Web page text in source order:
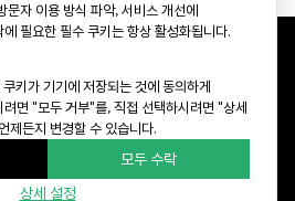
로 577 CR타워 8층 (06143)
221, San Jose, CA 95134
침 Newsletter
문자 이용 방식 파악, 서비스 개선에
필요한 필수 쿠키는 항상 활성화됩니다.
키가 기기에 저장되는 것에 동의하게
면 "모두 거부"를, 직접 선택하시려면 "상세
제든지 변경할 수 있습니다.
상세 설정
모두 수락